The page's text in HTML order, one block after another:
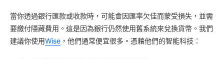
當你透過銀行匯款或收款時，可能會因匯率欠佳而蒙受損失，並需
要繳付隱藏費用。這是因為銀行仍然使用舊系統來兌換貨幣。我們
建議你使用Wise ，他們通常便宜很多。憑藉他們的智能科技：